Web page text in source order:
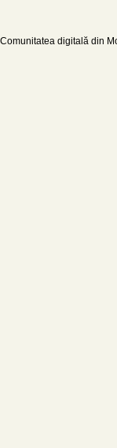
Comunitatea digitală din